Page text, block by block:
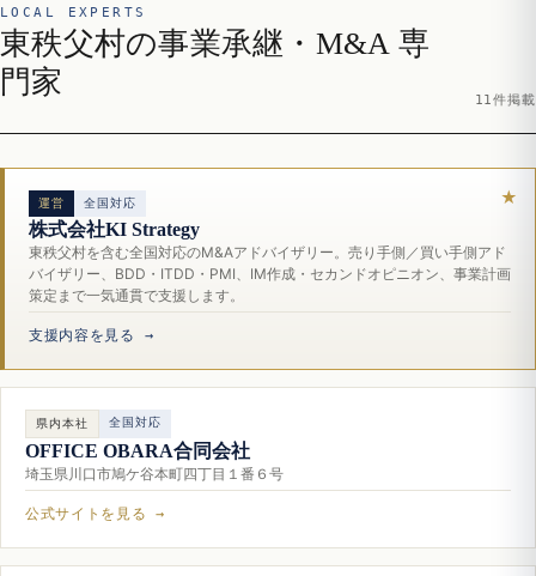
LOCAL EXPERTS
東秩父村の事業承継・M&A 専
門家
11件掲載
運営 全国対応
株式会社KI Strategy
東秩父村を含む全国対応のM&Aアドバイザリー。売り手側／買い手側アド
バイザリー、BDD・ITDD・PMI、IM作成・セカンドオピニオン、事業計画
策定まで一気通貫で支援します。
支援内容を見る →
県内本社 全国対応
OFFICE OBARA合同会社
埼玉県川口市鳩ケ谷本町四丁目１番６号
公式サイトを見る →